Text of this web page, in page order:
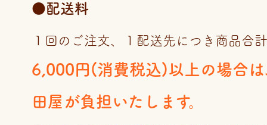
●配送料
１回のご注文、１配送先につき商品合
6,000円(消費税込)以上の場合
田屋が負担いたします。